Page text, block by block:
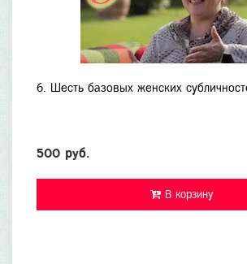
6. Шесть базовых женских
500 руб.
В корзину